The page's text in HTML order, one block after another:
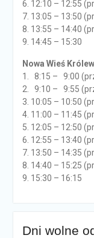
6. 12:10 – 12:55
7. 13:05 – 13:50
8. 13:55 – 14:40
9. 14:45 – 15:30
Nowa Wieś
1. 8:15 – 9:00
2. 9:10 – 9:55
3. 10:05 – 10:50
4. 11:00 – 11:45
5. 12:05 – 12:50
6. 12:55 – 13:40
7. 13:50 – 14:35
8. 14:40 – 15:25
9. 15:30 – 16:15
Dni wolne